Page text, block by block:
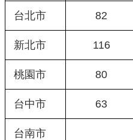
台北市 82
新北市 116
桃園市 80
台中市 63
台南市